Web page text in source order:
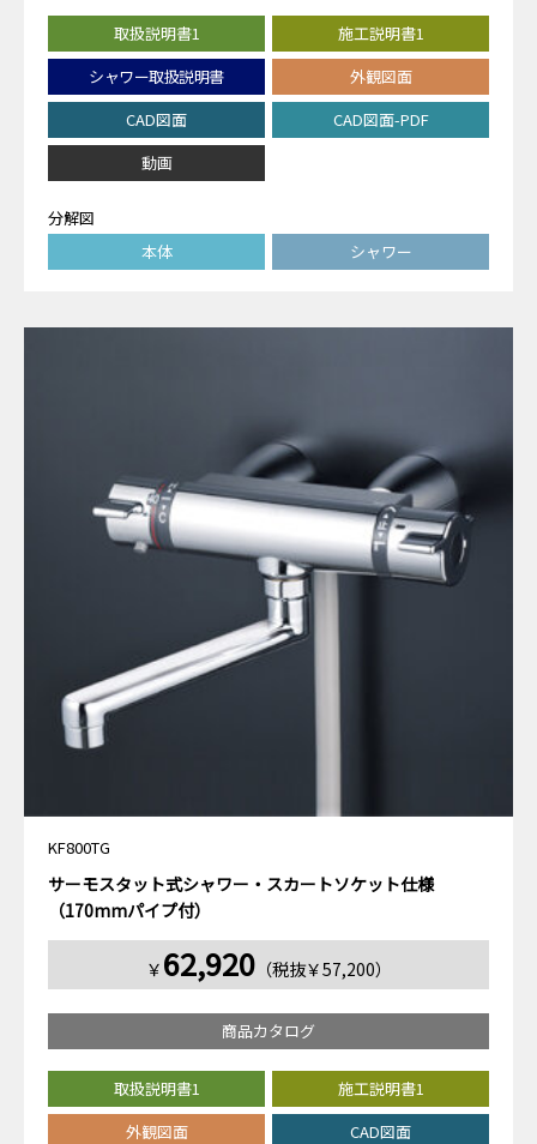
取扱説明書1
施工説明書1
シャワー取扱説明書
外観図面
CAD図面
CAD図面-PDF
動画
分解図
本体
シャワー
KF800TG
サーモスタット式シャワー・スカートソケット仕様
（170mmパイプ付）
￥ 62,920（税抜￥57,200）
商品カタログ
取扱説明書1
施工説明書1
外観図面
CAD図面